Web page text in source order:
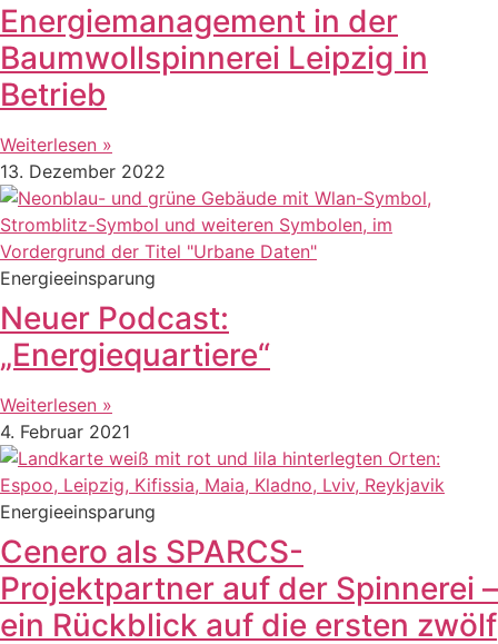
Energiemanagement in der
Baumwollspinnerei Leipzig in
Betrieb
Weiterlesen »
13. Dezember 2022
Energieeinsparung
Neuer Podcast:
„Energiequartiere“
Weiterlesen »
4. Februar 2021
Energieeinsparung
Cenero als SPARCS-
Projektpartner auf der Spinnerei –
ein Rückblick auf die ersten zwölf